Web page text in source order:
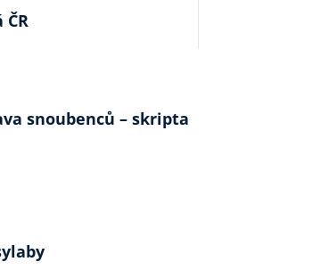
ČR
snoubenců – skripta